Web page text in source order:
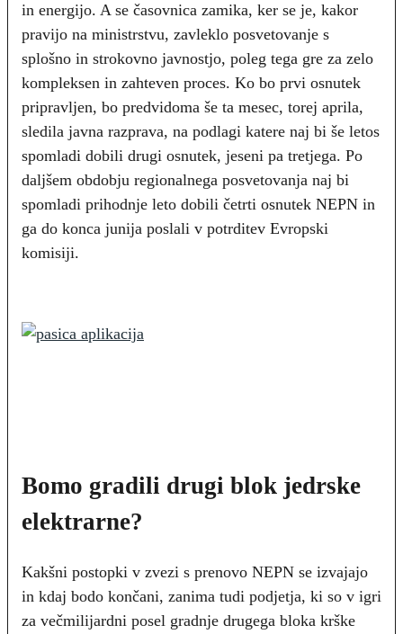
in energijo. A se časovnica zamika, ker se je, kakor
pravijo na ministrstvu, zavleklo posvetovanje s
splošno in strokovno javnostjo, poleg tega gre za zelo
kompleksen in zahteven proces. Ko bo prvi osnutek
pripravljen, bo predvidoma še ta mesec, torej aprila,
sledila javna razprava, na podlagi katere naj bi še letos
spomladi dobili drugi osnutek, jeseni pa tretjega. Po
daljšem obdobju regionalnega posvetovanja naj bi
spomladi prihodnje leto dobili četrti osnutek NEPN in
ga do konca junija poslali v potrditev Evropski
komisiji.
Bomo gradili drugi blok jedrske
elektrarne?
Kakšni postopki v zvezi s prenovo NEPN se izvajajo
in kdaj bodo končani, zanima tudi podjetja, ki so v igri
za večmilijardni posel gradnje drugega bloka krške